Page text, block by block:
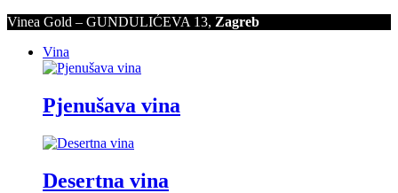
Vinea Gold – GUNDULIĆEVA 13, Zagreb
Vina
Pjenušava vina
Desertna vina